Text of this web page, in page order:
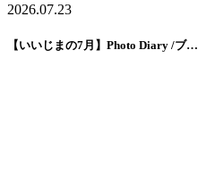
2026.07.23
【いいじまの7月】Photo Diary /ブ…